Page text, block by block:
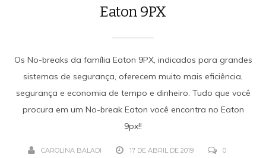
Eaton 9PX
Os No-breaks da família Eaton 9PX, indicados para grandes
sistemas de segurança, oferecem muito mais eficiência,
segurança e economia de tempo e dinheiro. Tudo que você
procura em um No-break Eaton você encontra no Eaton
9px!!
CAROLINA BALADI 17 DE ABRIL DE 2019 0